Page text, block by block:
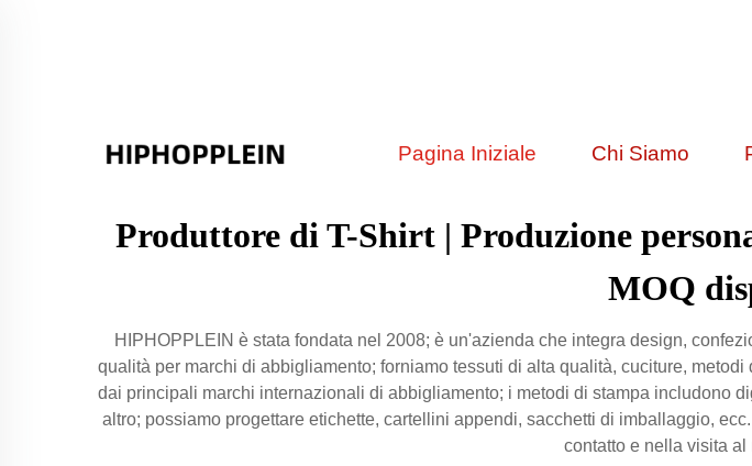
Pagina Iniziale Chi Siamo
Produttore di T-Shirt | Produzione
MOQ
HIPHOPPLEIN è stata fondata nel 2008; è un'azienda che integra design,
qualità per marchi di abbigliamento; forniamo tessuti di alta qualità, cuciture,
dai principali marchi internazionali di abbigliamento; i metodi di stampa includono
altro; possiamo progettare etichette, cartellini appendi, sacchetti di imballaggio,
contatto e nella visita al